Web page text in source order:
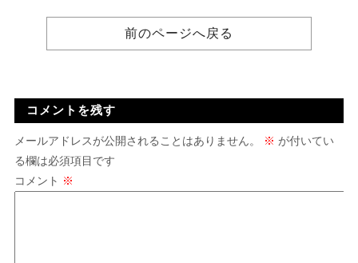
前のページへ戻る
コメントを残す
メールアドレスが公開されることはありません。 ※ が付いてい
る欄は必須項目です
コメント ※